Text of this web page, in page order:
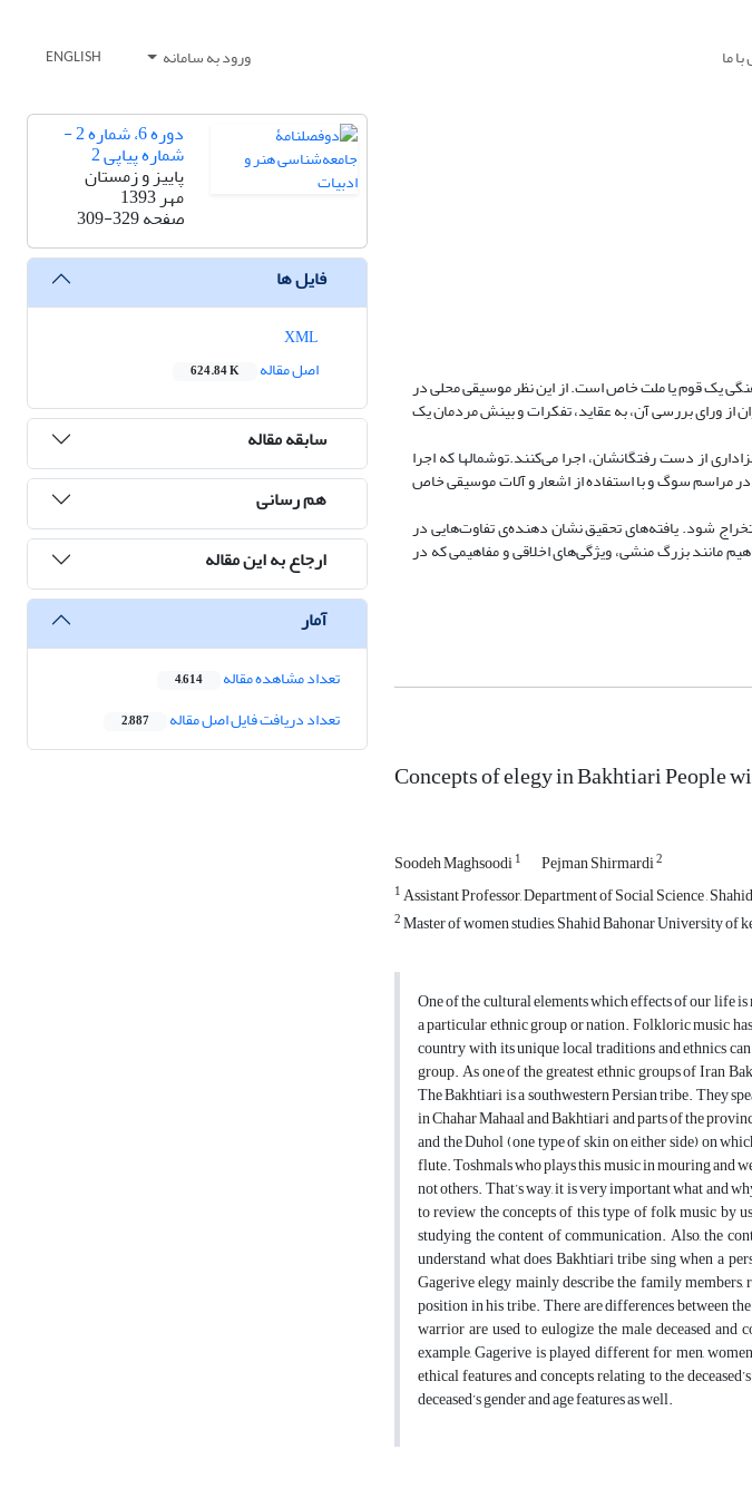
ما ورود به سامانه ENGLISH
یک قوم یا ملت خاص است. از این نظر موسیقی محلی در
از ورای بررسی آن، به عقاید، تفکرات و بینش‌ مردمان یک
از دست رفتگانشان، اجرا می‌کنند.توشمالها که اجرا
در مراسم سوگ و با استفاده از اشعار و آلات موسیقی خاص
شود. یافته‌های تحقیق نشان دهنده‌ی تفاوت‌هایی در
مانند بزرگ منشی، ویژگی‌های اخلاقی و مفاهیمی که در
Concepts of elegy in Bakhtiari People
Soodeh Maghsoodi1 Pejman Shirmardi2
1Assistant Professor, Department of Social Science ,
2Master of women studies, Shahid Bahonar University of
One of the cultural elements which effects of our life
a particular ethnic group or nation. Folkloric music
country with its unique local traditions and ethnics
group. As one of the greatest ethnic groups of Iran
The Bakhtiari is a southwestern Persian tribe. They
in Chahar Mahaal and Bakhtiari and parts of the
and the Duhol (one type of skin on either side) on
flute. Toshmals who plays this music in mouring and
not others. That’s way, it is very important what and
to review the concepts of this type of folk music by
studying the content of communication. Also, the
understand what does Bakhtiari tribe sing when a
Gagerive elegy mainly describe the family members,
position in his tribe. There are differences between
warrior are used to eulogize the male deceased and
example, Gagerive is played different for men,
ethical features and concepts relating to the
deceased’s gender and age features as well.
دوره 6، شماره 2 -
شماره پیاپی 2
پاییز و زمستان
مهر 1393
صفحه309-329
فایل ها
اصل مقاله
624.84 K
سابقه مقاله
هم رسانی
ارجاع به این مقاله
آمار
تعداد مشاهده مقاله 4,614
تعداد دریافت فایل اصل مقاله 2,887